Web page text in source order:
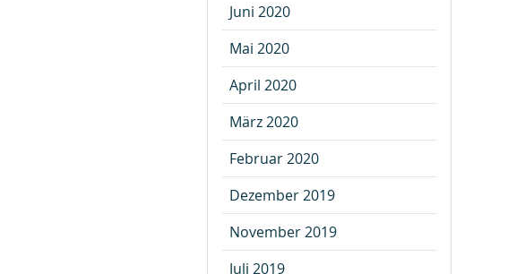
Juni 2020
Mai 2020
April 2020
März 2020
Februar 2020
Dezember 2019
November 2019
Juli 2019